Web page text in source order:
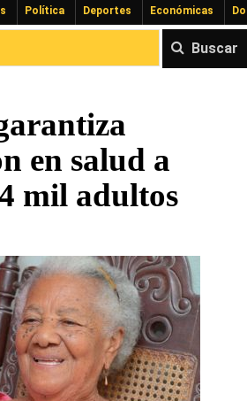
Política Deportes Económicas
Buscar
en salud a
mil adultos